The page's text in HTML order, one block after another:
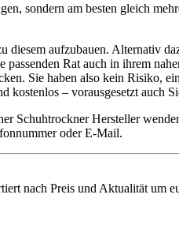
sondern am besten gleich
aufzubauen. Alternativ
Rat auch in ihrem
Sie haben also kein Risiko,
kostenlos – vorausgesetzt auch
Schuhtrockner Hersteller
oder E-Mail.
nach Preis und Aktualität um